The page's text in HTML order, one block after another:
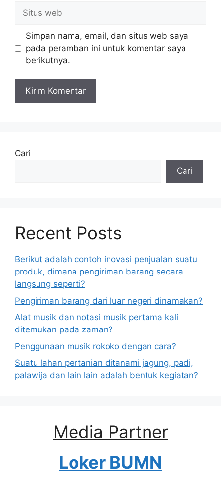
web
Simpan nama, email, dan situs web saya
pada peramban ini untuk komentar saya
berikutnya.
Cari
Cari
Recent Posts
Berikut adalah contoh inovasi penjualan suatu
produk, dimana pengiriman barang secara
langsung seperti?
Pengiriman barang dari luar negeri dinamakan?
Alat musik dan notasi musik pertama kali
ditemukan pada zaman?
Penggunaan musik rokoko dengan cara?
Suatu lahan pertanian ditanami jagung, padi,
palawija dan lain lain adalah bentuk kegiatan?
Media Partner
Loker BUMN